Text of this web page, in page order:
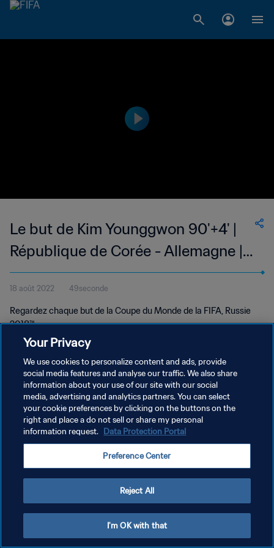
Le but de Kim Younggwon 90'+4' |
République de Corée - Allemagne |
Coupe du Monde de la FIFA, Russie
2018™
18 août 2022 49seconde
Regardez chaque but de la Coupe du Monde de la FIFA, Russie
2018™.
POLITIQUE DE CONFIDENTIALITÉ
CONDITIONS D'UTILISATION
GÉRER VOS PRÉFÉRENCES SUR LES COOKIES
Your Privacy
We use cookies to personalize content and ads, provide
social media features and analyse our traffic. We also share
information about your use of our site with our social
media, advertising and analytics partners. You can select
your cookie preferences by clicking on the buttons on the
right and place a do not sell or share my personal
information request. Data Protection Portal
Preference Center
Reject All
I'm OK with that